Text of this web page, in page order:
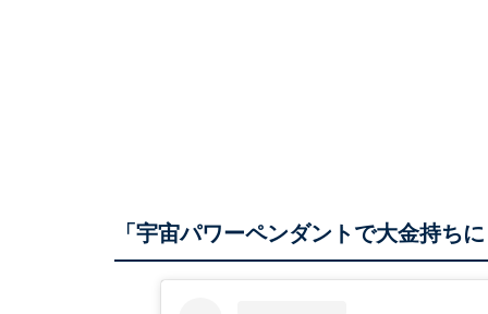
「宇宙パワーペンダントで大金持ち